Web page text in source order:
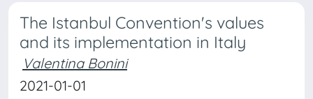
The Istanbul Convention's values
and its implementation in Italy
Valentina Bonini
2021-01-01